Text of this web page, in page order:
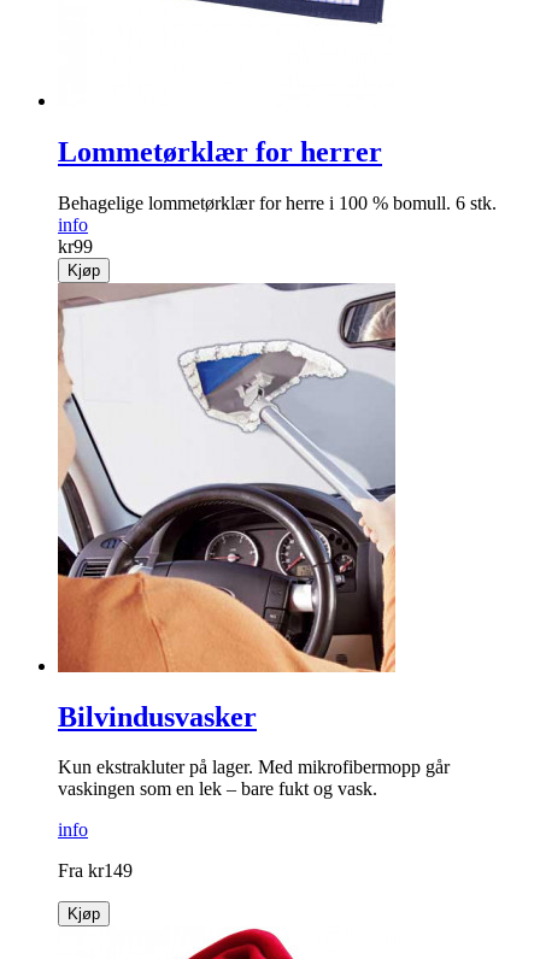
Lommetørklær for herrer
Behagelige lommetørklær for herre i 100 % bomull. 6 stk.
info
kr99
Kjøp
Bilvindusvasker
Kun ekstrakluter på lager. Med mikrofibermopp går
vaskingen som en lek – bare fukt og vask.
info
Fra kr149
Kjøp